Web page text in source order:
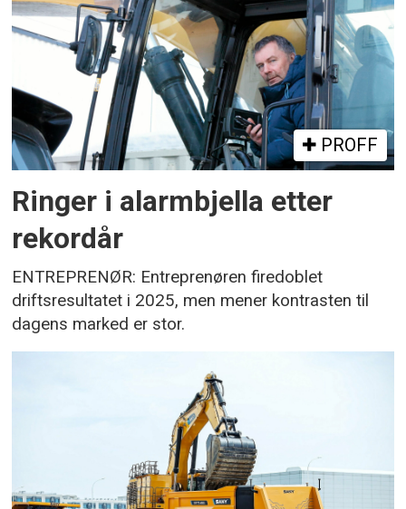
PROFF
Ringer i alarmbjella etter
rekordår
ENTREPRENØR: Entreprenøren firedoblet
driftsresultatet i 2025, men mener kontrasten til
dagens marked er stor.